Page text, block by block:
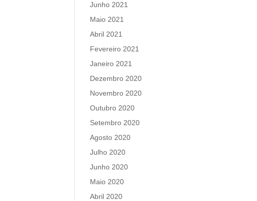
Junho 2021
Maio 2021
Abril 2021
Fevereiro 2021
Janeiro 2021
Dezembro 2020
Novembro 2020
Outubro 2020
Setembro 2020
Agosto 2020
Julho 2020
Junho 2020
Maio 2020
Abril 2020